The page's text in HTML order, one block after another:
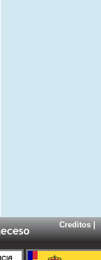
Creditos|